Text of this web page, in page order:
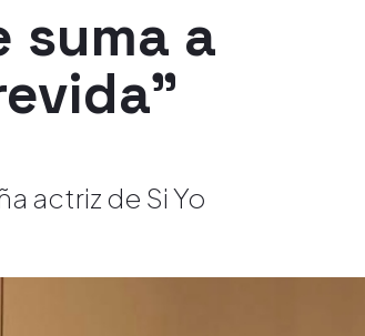
suma a
actriz de Si Yo